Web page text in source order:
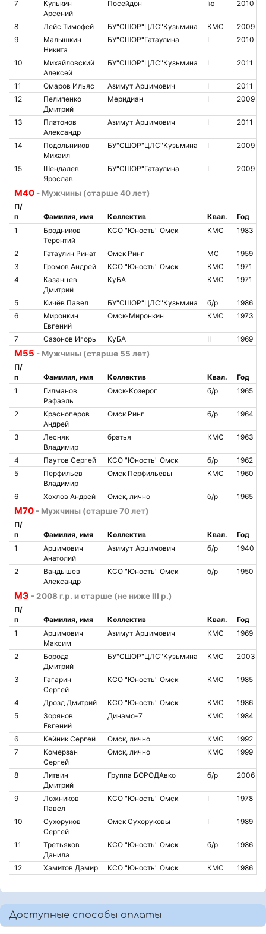
7
Кулькин
Арсений
Посейдон Iю 2010
8 Лейс Тимофей БУ"СШОР"ЦЛС"Кузьмина КМС 2009
9
Малышкин
Никита
БУ"СШОР"Гатаулина I 2010
10
Михайловский
Алексей
БУ"СШОР"ЦЛС"Кузьмина I 2011
11 Омаров Ильяс Азимут_Арцимович I 2011
12
Пелипенко
Дмитрий
Меридиан I 2009
13
Платонов
Александр
Азимут_Арцимович I 2011
14
Подольников
Михаил
БУ"СШОР"ЦЛС"Кузьмина I 2009
15
Шендалев
Ярослав
БУ"СШОР"Гатаулина I 2009
М40 - Мужчины (старше 40 лет)
П/
п
Фамилия, имя Коллектив Квал. Год
1
Бродников
Терентий
КСО "Юность" Омск КМС 1983
2 Гатаулин Ринат Омск Ринг МС 1959
3
Громов Андрей КСО "Юность" Омск КМС 1971
4
Казанцев
Дмитрий
КуБА КМС 1971
5 Кичёв Павел БУ"СШОР"ЦЛС"Кузьмина б/р 1986
6
Миронкин
Евгений
Омск-Миронкин КМС 1973
7 Сазонов Игорь КуБА II 1969
М55 - Мужчины (старше 55 лет)
П/
п
Фамилия, имя Коллектив Квал. Год
1
Гилманов
Рафаэль
Омск-Козерог б/р 1965
2
Красноперов
Андрей
Омск Ринг б/р 1964
3
Лесняк
Владимир
братья КМС 1963
4 Паутов Сергей КСО "Юность" Омск б/р 1962
5
Перфильев
Владимир
Омск Перфильевы КМС 1960
6 Хохлов Андрей Омск, лично б/р 1965
М70 - Мужчины (старше 70 лет)
П/
п
Фамилия, имя Коллектив Квал. Год
1
Арцимович
Анатолий
Азимут_Арцимович б/р 1940
2
Вандышев
Александр
КСО "Юность" Омск б/р 1950
МЭ - 2008 г.р. и старше (не ниже III р.)
П/
п
Фамилия, имя Коллектив Квал. Год
1
Арцимович
Максим
Азимут_Арцимович КМС 1969
2
Борода
Дмитрий
БУ"СШОР"ЦЛС"Кузьмина КМС 2003
3
Гагарин
Сергей
КСО "Юность" Омск КМС 1985
4 Дрозд Дмитрий КСО "Юность" Омск КМС 1986
5
Зорянов
Евгений
Динамо-7 КМС 1984
6 Кейник Сергей Омск, лично КМС 1992
7
Комерзан
Сергей
Омск, лично КМС 1999
8
Литвин
Дмитрий
Группа БОРОДАвко б/р 2006
9
Ложников
Павел
КСО "Юность" Омск I 1978
10
Сухоруков
Сергей
Омск Сухоруковы I 1989
11
Третьяков
Данила
КСО "Юность" Омск б/р 1986
12 Хамитов Дамир КСО "Юность" Омск КМС 1986
Доступные способы оплаты